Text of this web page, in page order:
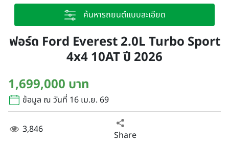
ค้นหารถยนต์แบบละเอียด
ฟอร์ด Ford Everest 2.0L Turbo Sport
4x4 10AT ปี 2026
1,699,000 บาท
ข้อมูล ณ วันที่ 16 เม.ย. 69
3,846 Share